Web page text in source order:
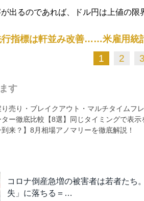
出るのであれば、ドル円は上値の限
行指標は軒並み改善……米雇用統
1 2 3
す
売り・ブレイクアウト・マルチタイムフ
ー徹底比較【8選】同じタイミングで表示
到来？】8月相場アノマリーを徹底解説！
コロナ倒産急増の被害者は若者たち
失」に落ちる＝…